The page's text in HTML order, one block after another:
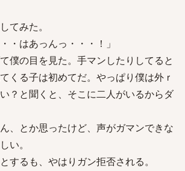
てみた。
・はあっんっ・・・！」
僕の目を見た。手マンしたりしてると
くる子は初めてだ。やっぱり僕は外ｒ
？と聞くと、そこに二人がいるからダ
、とか思ったけど、声がガマンできな
い。
するも、やはりガン拒否される。